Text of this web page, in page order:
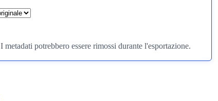
potrebbero essere rimossi durante l'esportazione.